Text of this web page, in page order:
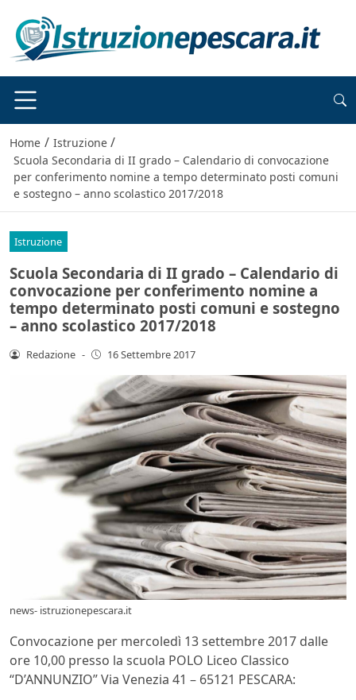
Home / Istruzione /
Scuola Secondaria di II grado – Calendario di convocazione
per conferimento nomine a tempo determinato posti comuni
e sostegno – anno scolastico 2017/2018
Istruzione
Scuola Secondaria di II grado – Calendario di
convocazione per conferimento nomine a
tempo determinato posti comuni e sostegno
– anno scolastico 2017/2018
Redazione - 16 Settembre 2017
news- istruzionepescara.it
Convocazione per mercoledì 13 settembre 2017 dalle
ore 10,00 presso la scuola POLO Liceo Classico
“D’ANNUNZIO” Via Venezia 41 – 65121 PESCARA: